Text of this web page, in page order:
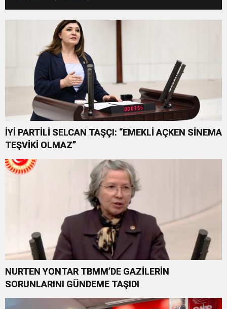
SENEDİNE SAHİP ÇIKMA
ZAMANIDIR”
İYİ PARTİLİ SELCAN TAŞÇI: “EMEKLİ AÇKEN SİNEMA
TEŞVİKİ OLMAZ”
NURTEN YONTAR TBMM’DE GAZİLERİN
SORUNLARINI GÜNDEME TAŞIDI